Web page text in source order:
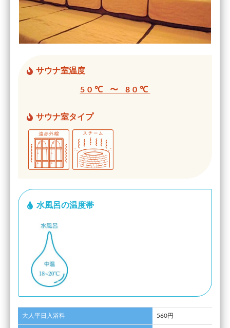
サウナ室温度
50℃ 〜 80℃
サウナ室タイプ
水風呂の温度帯
大人平日入浴料 560円